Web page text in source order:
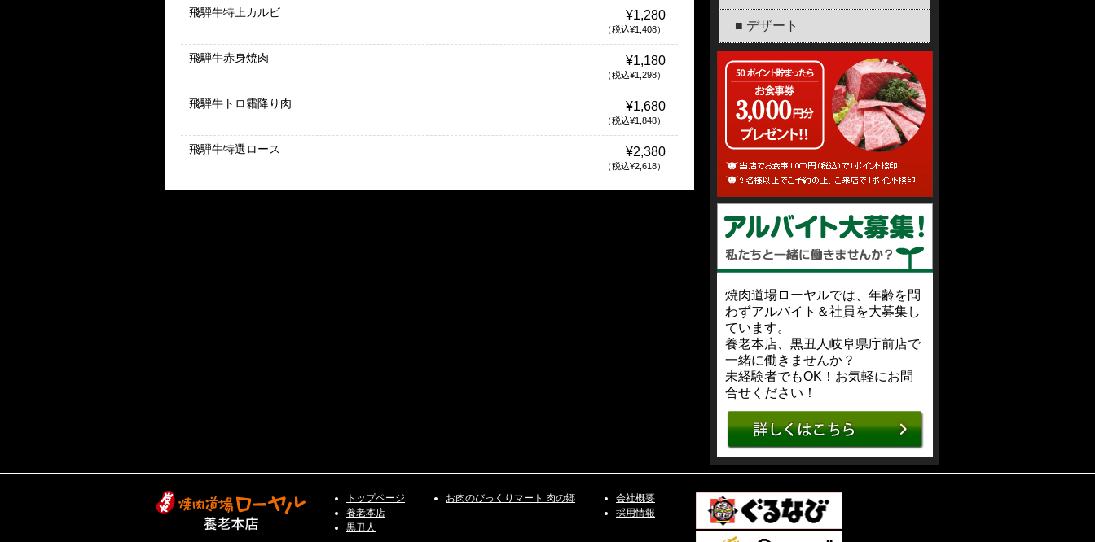
飛騨牛特上カルビ ¥1,280
（税込¥1,408）
飛騨牛赤身焼肉 ¥1,180
（税込¥1,298）
飛騨牛トロ霜降り肉 ¥1,680
（税込¥1,848）
飛騨牛特選ロース ¥2,380
（税込¥2,618）
■ デザート
焼肉道場ローヤルでは、年齢を問
わずアルバイト＆社員を大募集し
ています。
養老本店、黒丑人岐阜県庁前店で
一緒に働きませんか？
未経験者でもOK！お気軽にお問
合せください！
トップページ
養老本店
黒丑人
お肉のびっくりマート 肉の郷
会社概要
採用情報